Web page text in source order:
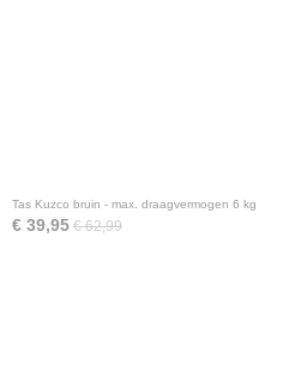
Tas Kuzco bruin - max. draagvermogen 6 kg
€ 39,95 € 62,99